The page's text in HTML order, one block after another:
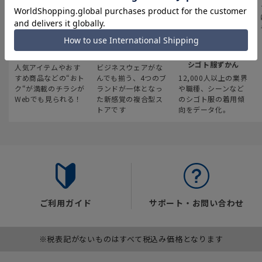
最新のお買い得情報
人気アイテムやおす
すめ商品などの“おト
ク“が満載のチラシが
Webでも見られる！
スーツスクエア
ビジネスウェアがな
んでも揃う、4つのブ
ランドが一体となっ
た新感覚の複合型ス
トアです
みんなの
シゴト服ずかん
12,000人以上の業界
や職種、シーンなど
のシゴト服の着用傾
向をデータ化。
ご利用ガイド サポート・お問い合わせ
※税表記がないものはすべて税込み価格となります